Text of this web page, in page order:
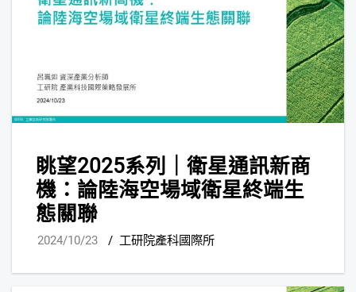
眺望2025系列｜衛星通訊新商
機：論陸海空場域衛星終端生
態關聯
2024/10/23 / 工研院產科國際所